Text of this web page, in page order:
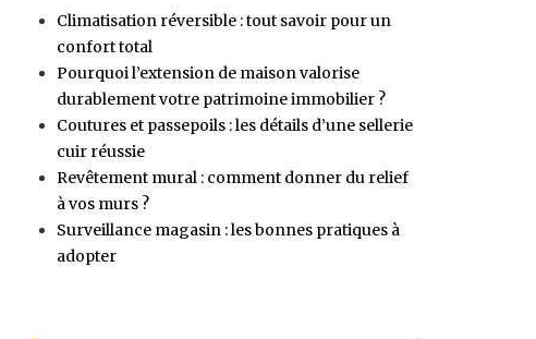
Climatisation réversible : tout savoir pour un
confort total
Pourquoi l’extension de maison valorise
durablement votre patrimoine immobilier ?
Coutures et passepoils : les détails d’une sellerie
cuir réussie
Revêtement mural : comment donner du relief
à vos murs ?
Surveillance magasin : les bonnes pratiques à
adopter